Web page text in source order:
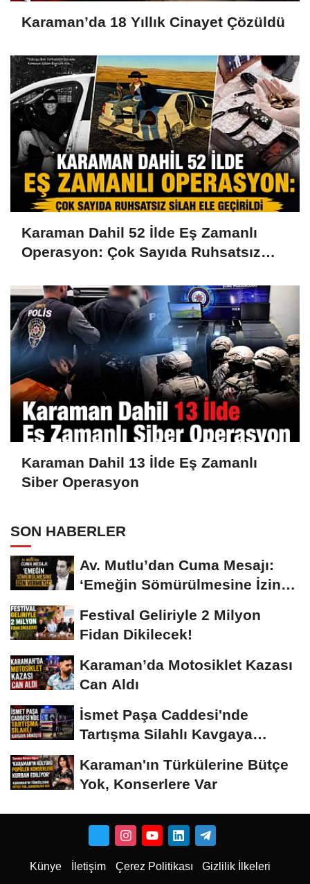
Karaman’da 18 Yıllık Cinayet Çözüldü
Karaman Dahil 52 İlde Eş Zamanlı
Operasyon: Çok Sayıda Ruhsatsız
Karaman Dahil 13 İlde Eş Zamanlı
Siber Operasyon
SON HABERLER
Av. Mutlu’dan Cuma Mesajı:
‘Emeğin Sömürülmesine İzin
Festival Geliriyle 2 Milyon
Fidan Dikilecek!
Karaman’da Motosiklet Kazası
Can Aldı
İsmet Paşa Caddesi'nde
Tartışma Silahlı Kavgaya
Karaman'ın Türkülerine Bütçe
Yok, Konserlere Var
Künye İletişim Çerez Politikası Gizlilik İlkeleri